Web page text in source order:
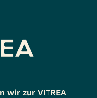
wir zur VITREA